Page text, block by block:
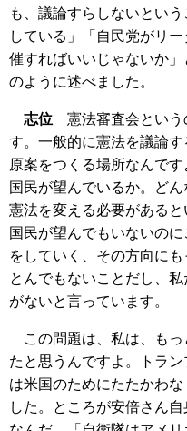
も、議論すらしないとい
している」「自民党がリ
催すればいいじゃないか
のように述べました。
志位 憲法審査会という
す。一般的に憲法を議論
原案をつくる場所なんで
国民が望んでいるか。ど
憲法を変える必要がある
国民が望んでもいないの
をしていく、その方向に
とんでもないことだし、
がないと言っています。
この問題は、私は、もっ
たと思うんですよ。トラ
は米国のためにたたかわ
した。ところが安倍さん